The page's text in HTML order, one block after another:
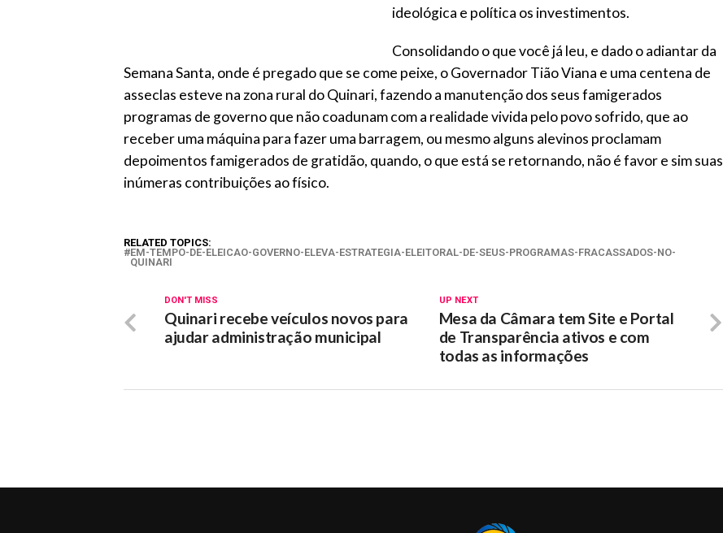
ideológica e política os investimentos.
Consolidando o que você já leu, e dado o adiantar da
Semana Santa, onde é pregado que se come peixe, o Governador Tião Viana e uma centena de
asseclas esteve na zona rural do Quinari, fazendo a manutenção dos seus famigerados
programas de governo que não coadunam com a realidade vivida pelo povo sofrido, que ao
receber uma máquina para fazer uma barragem, ou mesmo alguns alevinos proclamam
depoimentos famigerados de gratidão, quando, o que está se retornando, não é favor e sim suas
inúmeras contribuições ao físico.
RELATED TOPICS:
EM-TEMPO-DE-ELEICAO-GOVERNO-ELEVA-ESTRATEGIA-ELEITORAL-DE-SEUS-PROGRAMAS-FRACASSADOS-NO-
QUINARI
UP NEXT
Mesa da Câmara tem Site e Portal
de Transparência ativos e com
todas as informações
DON'T MISS
Quinari recebe veículos novos para
ajudar administração municipal